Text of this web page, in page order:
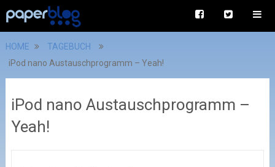
HOME
TAGEBUCH
iPod nano Austauschprogramm – Yeah!
iPod nano Austauschprogramm –
Yeah!